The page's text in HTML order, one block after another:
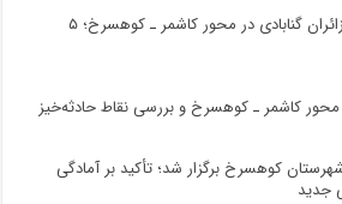
واژگونی مرگبار مینی‌بوس زائران گنابادی در محور کاشمر ـ کوهسرخ؛ ۵
محور کاشمر ـ کوهسرخ و بررسی نقاط حادثه‌خیز
کوهسرخ برگزار شد؛ تأکید بر آمادگی
جدید